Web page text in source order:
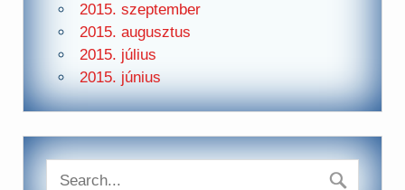
2015. szeptember
2015. augusztus
2015. július
2015. június